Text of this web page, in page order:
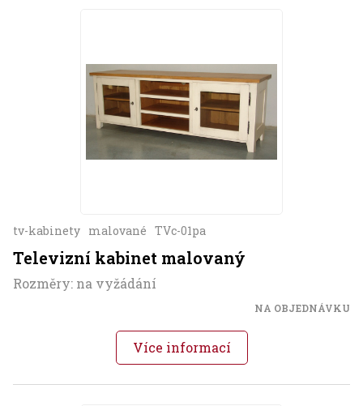
tv-kabinety malované TVc-01pa
Televizní kabinet malovaný
Rozměry: na vyžádání
NA OBJEDNÁVKU
Více informací